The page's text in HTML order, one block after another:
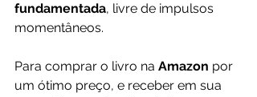
fundamentada, livre de impulsos
momentâneos.
Para comprar o livro na Amazon por
um ótimo preço, e receber em sua